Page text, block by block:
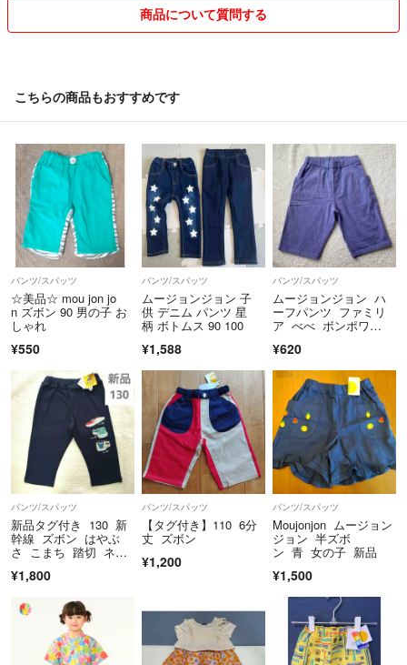
クレームや返品はお受けできません。
⚠️数年保管していたものもあります。
ファスナー付きの収納袋に入れて保管しております。
仕事フルタイム🕰からの家事育児で手一杯の日々です。連絡は遅れる
こと、気づかないこともあると思います。
発送は、仕事と家事育児の合間で極力、2-3日中には行うようにしてま
す。
旅行中やその他発送が遅れる場合はメッセージいたします。
⚠️梱包は、自宅にある袋やダンボールなどを再利用しますのでご了承く
ださい。
極力匿名配送させて頂きます😊
厚みのあるものは普通郵便やゆうパックにて配送致します。
ゆうパケット(郵便)⇔ネコポス(クロネコ)など配送方法はその時自分の
都合のいい方法となります。ご希望があれば先にご相談くださいませ。
日々、時間に追われてますので即購入がありがたいです🙏
多少のお値下げは検討しますが、
いくらまで？と言われるのが1番困ります！
ご購入の意思のある方のみご希望額をコメントお願いいたします。
ご購入意志のないお値下げのコメント❌迷惑です。
お取引きの基本的なメッセージは、
お支払いやお受け取りが遅れる場合などはご連絡お願いいたします。
最近受け取られずに返送されてくるケースが多々あり大変迷惑してます
商品について質問する
こちらの商品もおすすめです
パンツ/スパッツ
☆美品☆ mou jon jo
n ズボン 90 男の子 お
しゃれ
¥550
パンツ/スパッツ
ムージョンジョン 子
供 デニム パンツ 星
柄 ボトムス 90 100
¥1,588
パンツ/スパッツ
ムージョンジョン ハ
ーフパンツ ファミリ
ア べべ ボンポワ
¥620
パンツ/スパッツ
新品タグ付き 130 新
幹線 ズボン はやぶ
さ こまち 踏切 ネイ
¥1,800
パンツ/スパッツ
【タグ付き】110 6分
丈 ズボン
¥1,200
パンツ/スパッツ
Moujonjon ムージョン
ジョン 半ズボ
ン 青 女の子 新品
¥1,500